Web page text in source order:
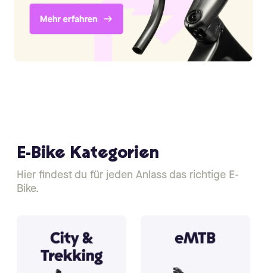
E-Bike Kategorien
Hier findest du für jeden Anlass das richtige E-
Bike.